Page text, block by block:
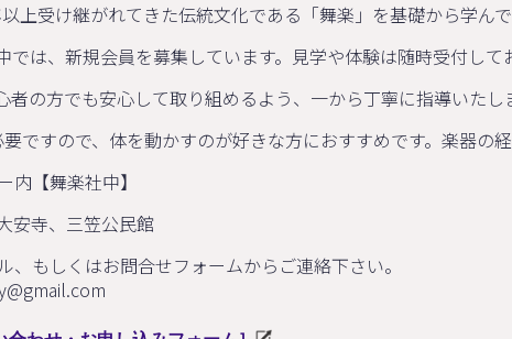
上受け継がれてきた伝統文化である「舞楽」を基礎から学ん
では、新規会員を募集しています。見学や体験は随時受付して
者の方でも安心して取り組めるよう、一から丁寧に指導いたし
ですので、体を動かすのが好きな方におすすめです。楽器の
内【舞楽社中】
安寺、三笠公民館
、もしくはお問合せフォームからご連絡下さい。